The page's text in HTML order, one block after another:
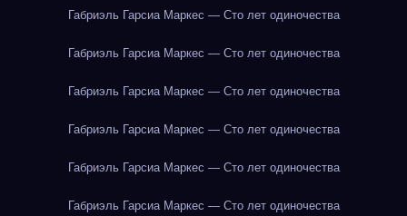
Габриэль Гарсиа Маркес — Сто лет одиночества
Габриэль Гарсиа Маркес — Сто лет одиночества
Габриэль Гарсиа Маркес — Сто лет одиночества
Габриэль Гарсиа Маркес — Сто лет одиночества
Габриэль Гарсиа Маркес — Сто лет одиночества
Габриэль Гарсиа Маркес — Сто лет одиночества